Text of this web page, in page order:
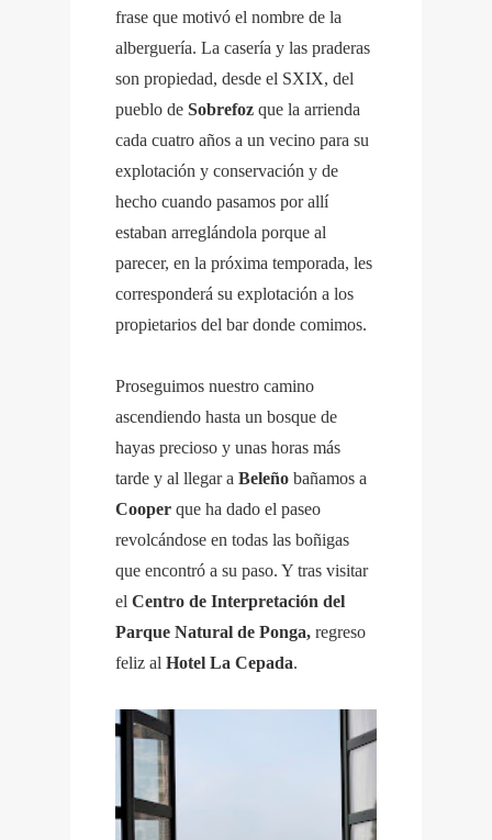
frase que motivó el nombre de la
alberguería. La casería y las praderas
son propiedad, desde el SXIX, del
pueblo de Sobrefoz que la arrienda
cada cuatro años a un vecino para su
explotación y conservación y de
hecho cuando pasamos por allí
estaban arreglándola porque al
parecer, en la próxima temporada, les
corresponderá su explotación a los
propietarios del bar donde comimos.
Proseguimos nuestro camino
ascendiendo hasta un bosque de
hayas precioso y unas horas más
tarde y al llegar a Beleño bañamos a
Cooper que ha dado el paseo
revolcándose en todas las boñigas
que encontró a su paso. Y tras visitar
el Centro de Interpretación del
Parque Natural de Ponga, regreso
feliz al Hotel La Cepada.